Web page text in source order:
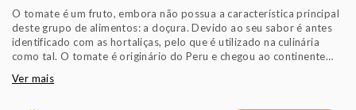
O tomate é um fruto, embora não possua a característica principal
deste grupo de alimentos: a doçura. Devido ao seu sabor é antes
identificado com as hortaliças, pelo que é utilizado na culinária
como tal. O tomate é originário do Peru e chegou ao continente
antioxidante que tem sido objecto de inúmeros e importantes
Ver mais